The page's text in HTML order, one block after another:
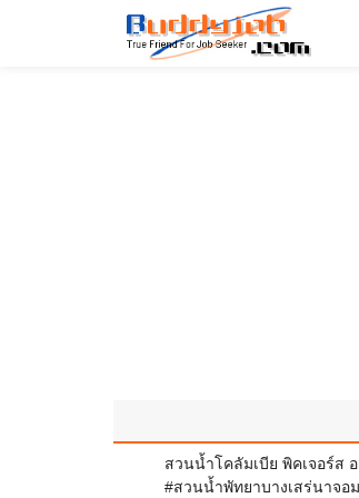
สวนน้ำโคลัมเบีย พิคเจอร์ส
#สวนน้ำพัทยาบางเสร่นาจอ